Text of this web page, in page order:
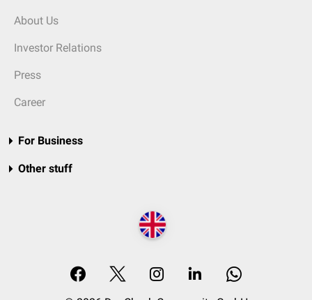
About Us
Investor Relations
Press
Career
For Business
Other stuff